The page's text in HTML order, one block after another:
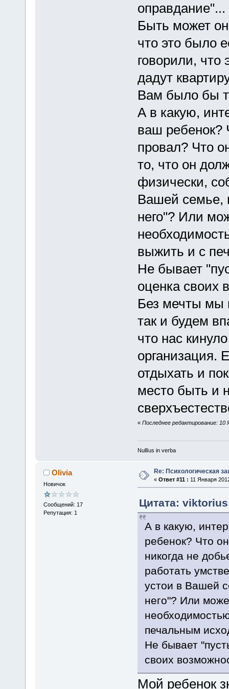
оправдание"...
Быть может
что это было
говорили, что
дадут
Вам было бы
А в какую,
ваш ребенок?
провал? Что
то, что он
физически,
Вашей семье,
него"? Или
выжить и с
Не бывает
оценка своих
Без мечты мы
так и будем
что нас
организация.
отдыхать и
место быть и
« Последнее редактирование: 10
Nullīus in verba
Olivia
Новичок
Сообщений: 17
Репутация: 1
Re: Психологическая
« Ответ #11 : 11 Января
Цитата:
А в какую,
ребенок? Что
никогда не
работать
устои в Вашей
него"? Или
печальным
Не бывает
своих
Мой ребенок